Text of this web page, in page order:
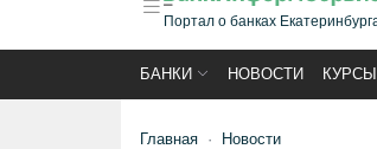
Портал о банках
БАНКИ НОВОСТИ
Главная Новости